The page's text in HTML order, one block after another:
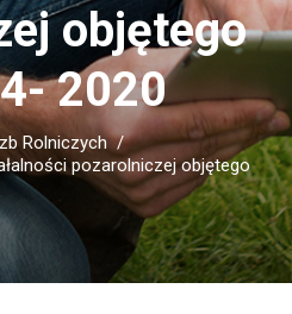
objętego
2020
Rolniczych
pozarolniczej objętego